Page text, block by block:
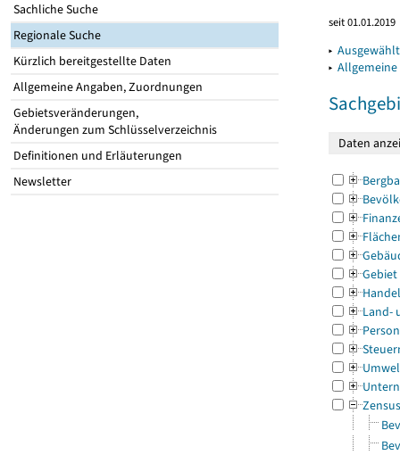
Sachliche Suche
Regionale Suche
Kürzlich bereitgestellte Daten
Allgemeine Angaben, Zuordnungen
Gebietsveränderungen,
Änderungen zum Schlüsselverzeichnis
Definitionen und Erläuterungen
Newsletter
seit 01.01.2019
▸
▸
Gebiet
Land-
Zensus